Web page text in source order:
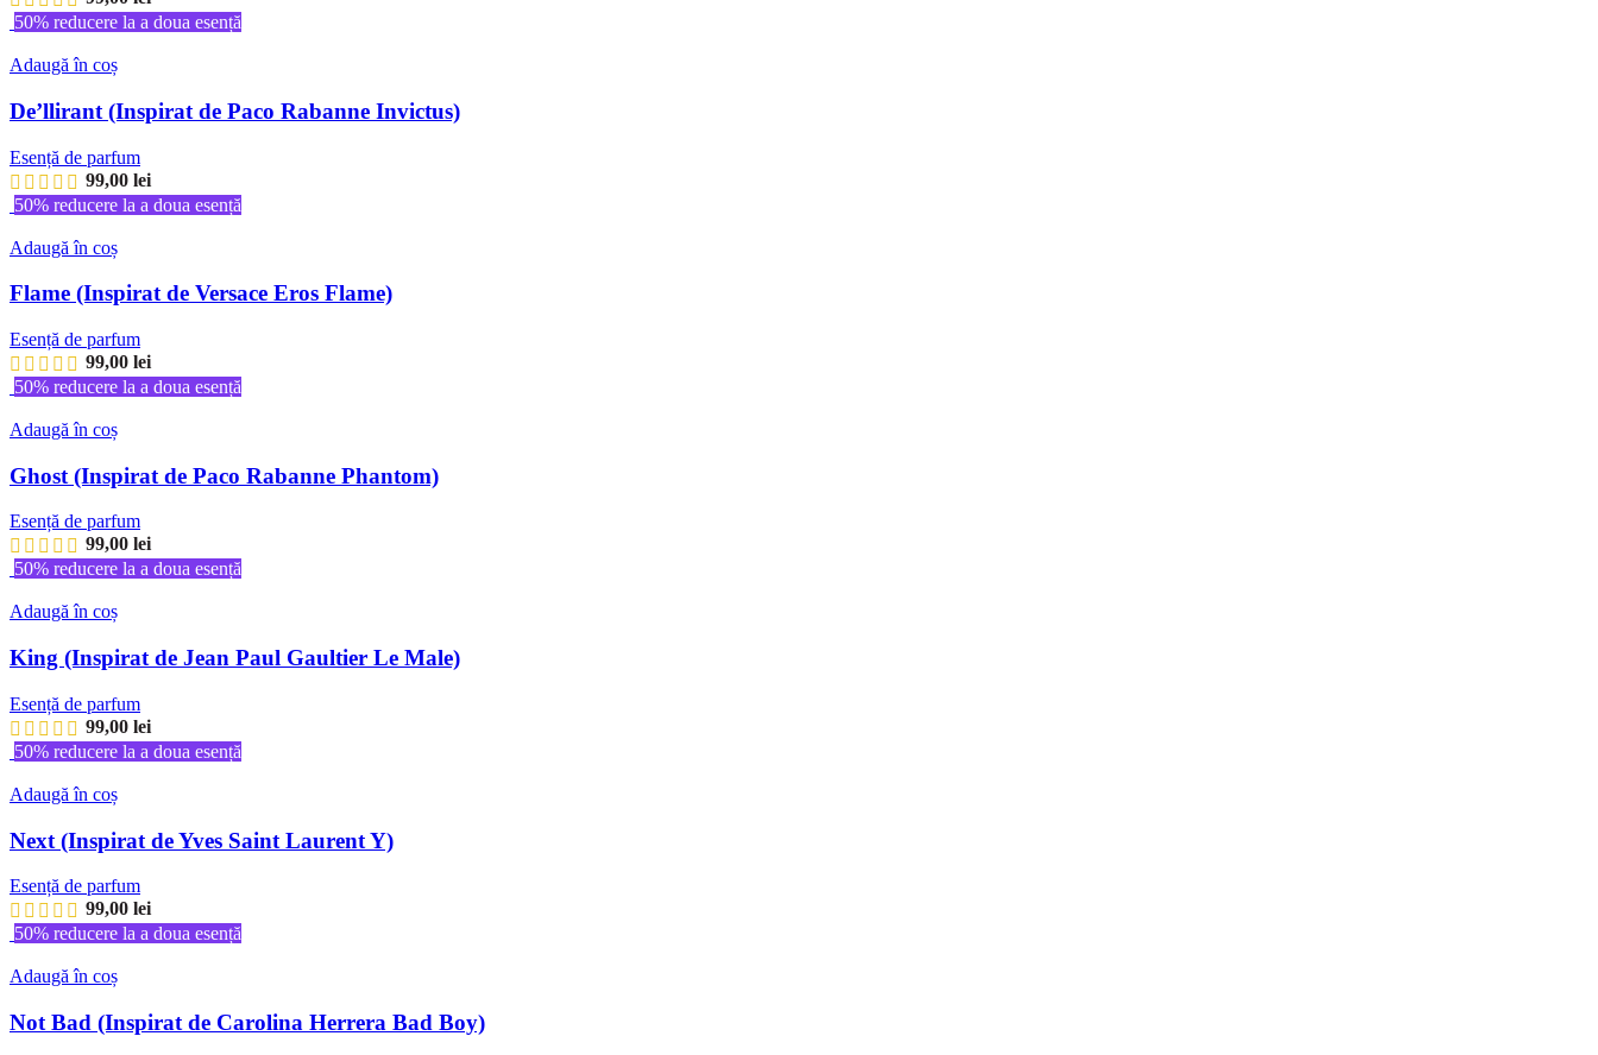
50% reducere la a doua esență
Adaugă în coș
De’llirant (Inspirat de Paco Rabanne Invictus)
Esență de parfum
99,00 lei
50% reducere la a doua esență
Adaugă în coș
Flame (Inspirat de Versace Eros Flame)
Esență de parfum
99,00 lei
50% reducere la a doua esență
Adaugă în coș
Ghost (Inspirat de Paco Rabanne Phantom)
Esență de parfum
99,00 lei
50% reducere la a doua esență
Adaugă în coș
King (Inspirat de Jean Paul Gaultier Le Male)
Esență de parfum
99,00 lei
50% reducere la a doua esență
Adaugă în coș
Next (Inspirat de Yves Saint Laurent Y)
Esență de parfum
99,00 lei
50% reducere la a doua esență
Adaugă în coș
Not Bad (Inspirat de Carolina Herrera Bad Boy)